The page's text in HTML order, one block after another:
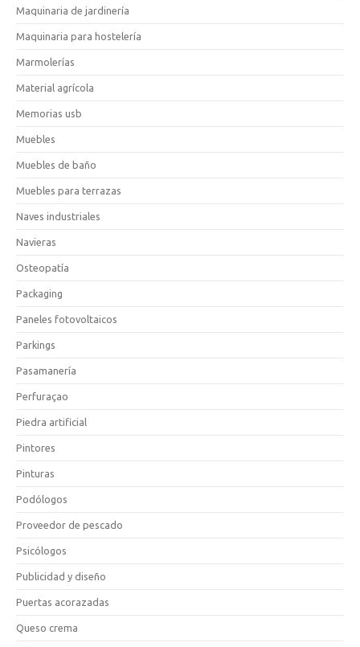
Maquinaria de jardinería
Maquinaria para hostelería
Marmolerías
Material agrícola
Memorias usb
Muebles
Muebles de baño
Muebles para terrazas
Naves industriales
Navieras
Osteopatía
Packaging
Paneles fotovoltaicos
Parkings
Pasamanería
Perfuraçao
Piedra artificial
Pintores
Pinturas
Podólogos
Proveedor de pescado
Psicólogos
Publicidad y diseño
Puertas acorazadas
Queso crema